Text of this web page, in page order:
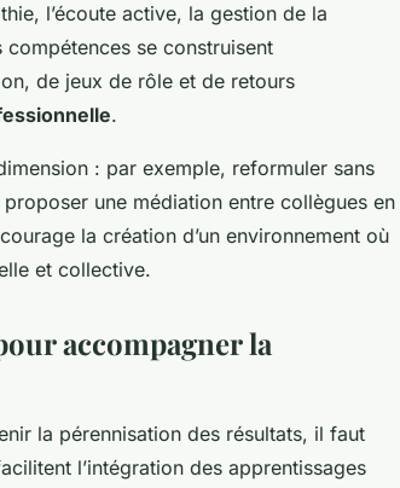
l’écoute active, la gestion de la
se construisent
de jeux de rôle et de retours
.
: par exemple, reformuler sans
une médiation entre collègues en
la création d’un environnement où
et collective.
accompagner la
la pérennisation des résultats, il faut
l’intégration des apprentissages